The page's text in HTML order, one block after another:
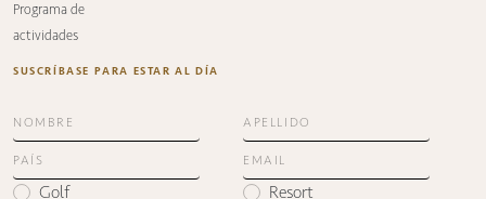
Programa de
actividades
SUSCRÍBASE PARA ESTAR AL DÍA
Golf Resort